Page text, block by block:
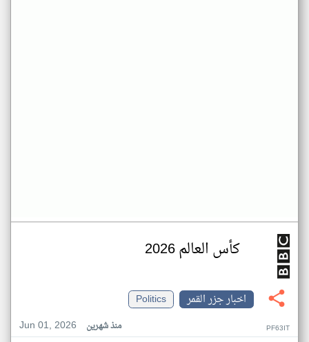
كأس العالم 2026
اخبار جزر القمر
Politics
Jun 01, 2026
منذ شهرين PF63IT